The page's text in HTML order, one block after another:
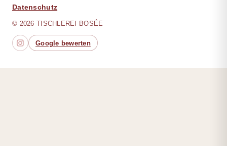
Datenschutz
© 2026 TISCHLEREI BOSÉE
Google bewerten